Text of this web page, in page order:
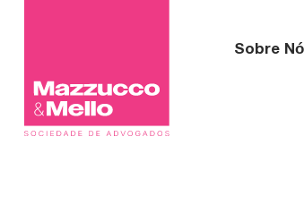
Sobre